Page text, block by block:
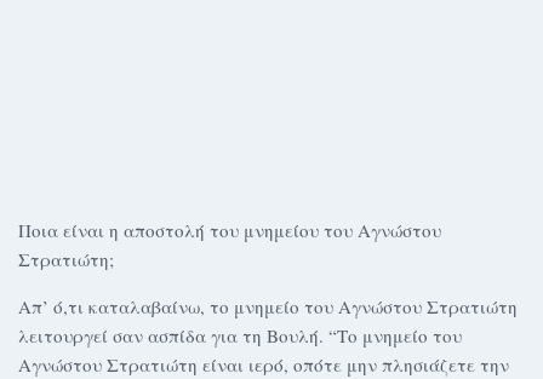
Ποια είναι η αποστολή του μνημείου του Αγνώστου
Στρατιώτη;
Απ’ ό,τι καταλαβαίνω, το μνημείο του Αγνώστου Στρατιώτη
λειτουργεί σαν ασπίδα για τη Βουλή. “Το μνημείο του
Αγνώστου Στρατιώτη είναι ιερό, οπότε μην πλησιάζετε την